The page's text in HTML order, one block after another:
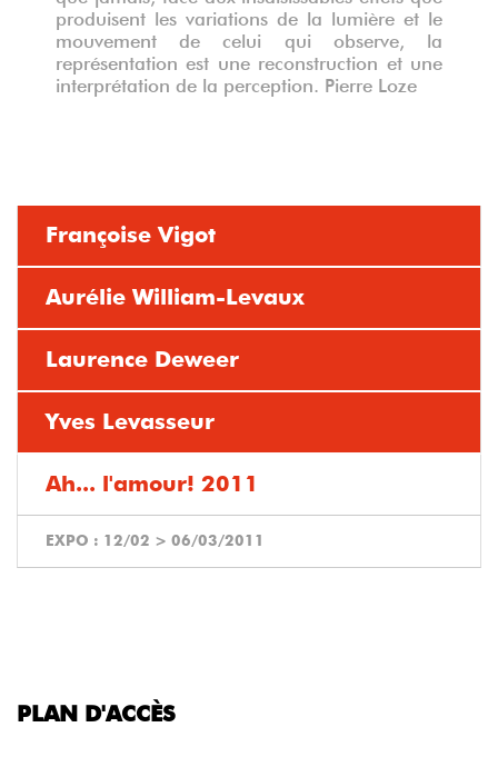
produisent les variations de la lumière et le
mouvement de celui qui observe, la
représentation est une reconstruction et une
interprétation de la perception. Pierre Loze
Françoise Vigot
Aurélie William-Levaux
Laurence Deweer
Yves Levasseur
Ah... l'amour! 2011
EXPO : 12/02 > 06/03/2011
PLAN D'ACCÈS